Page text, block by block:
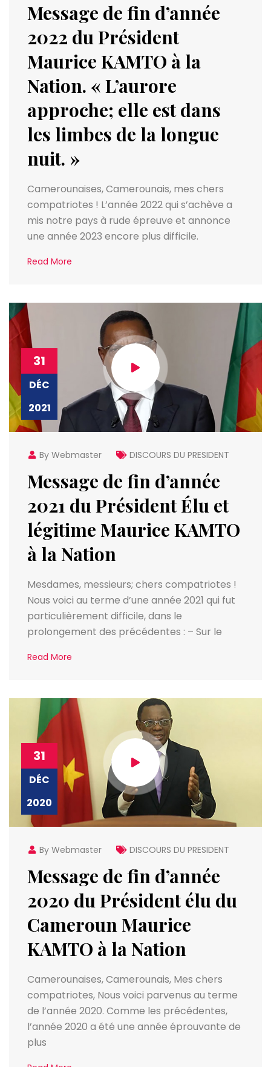
Message de fin d’année
2022 du Président
Maurice KAMTO à la
Nation. « L’aurore
approche; elle est dans
les limbes de la longue
nuit. »
Camerounaises, Camerounais, mes chers
compatriotes ! L’année 2022 qui s’achève a
mis notre pays à rude épreuve et annonce
une année 2023 encore plus difficile.
Read More
31
DÉC
2021
By Webmaster DISCOURS DU PRESIDENT
Message de fin d’année
2021 du Président Élu et
légitime Maurice KAMTO
à la Nation
Mesdames, messieurs; chers compatriotes !
Nous voici au terme d’une année 2021 qui fut
particulièrement difficile, dans le
prolongement des précédentes : – Sur le
Read More
31
DÉC
2020
By Webmaster DISCOURS DU PRESIDENT
Message de fin d’année
2020 du Président élu du
Cameroun Maurice
KAMTO à la Nation
Camerounaises, Camerounais, Mes chers
compatriotes, Nous voici parvenus au terme
de l’année 2020. Comme les précédentes,
l’année 2020 a été une année éprouvante de
plus